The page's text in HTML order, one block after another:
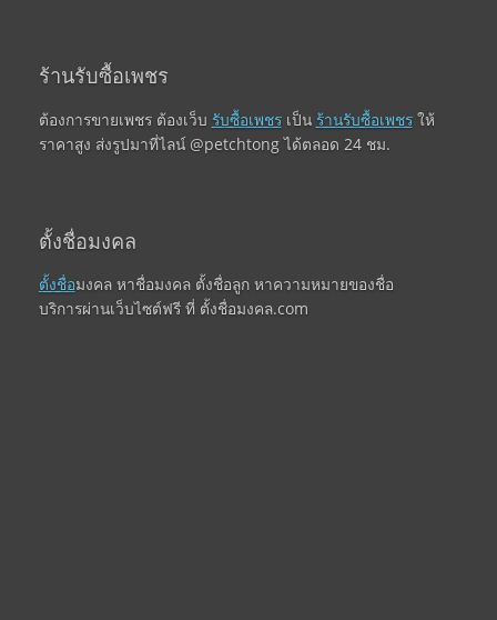
ร้านรับซื้อเพชร
ต้องการขายเพชร ต้องเว็บ รับซื้อเพชรเป็น ร้านรับซื้อเพชรให้
ราคาสูง ส่งรูปมาที่ไลน์ @petchtong ได้ตลอด 24 ชม.
ตั้งชื่อมงคล
ตั้งชื่อมงคล หาชื่อมงคล ตั้งชื่อลูก หาความหมายของชื่อ
บริการผ่านเว็บไซต์ฟรี ที่ ตั้งชื่อมงคล.com